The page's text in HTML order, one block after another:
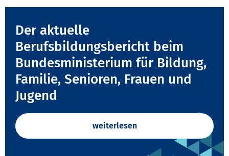
Der aktuelle
Berufsbildungsbericht beim
Bundesministerium für Bildung,
Familie, Senioren, Frauen und
Jugend
weiterlesen